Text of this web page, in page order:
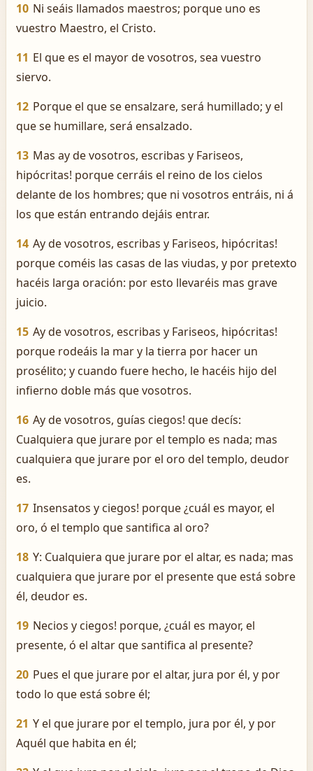
10 Ni seáis llamados maestros; porque uno es
vuestro Maestro, el Cristo.
11 El que es el mayor de vosotros, sea vuestro
siervo.
12 Porque el que se ensalzare, será humillado; y el
que se humillare, será ensalzado.
13 Mas ­ay de vosotros, escribas y Fariseos,
hipócritas! porque cerráis el reino de los cielos
delante de los hombres; que ni vosotros entráis, ni á
los que están entrando dejáis entrar.
14 Ay de vosotros, escribas y Fariseos, hipócritas!
porque coméis las casas de las viudas, y por pretexto
hacéis larga oración: por esto llevaréis mas grave
juicio.
15 Ay de vosotros, escribas y Fariseos, hipócritas!
porque rodeáis la mar y la tierra por hacer un
prosélito; y cuando fuere hecho, le hacéis hijo del
infierno doble más que vosotros.
16 Ay de vosotros, guías ciegos! que decís:
Cualquiera que jurare por el templo es nada; mas
cualquiera que jurare por el oro del templo, deudor
es.
17 Insensatos y ciegos! porque ¿cuál es mayor, el
oro, ó el templo que santifica al oro?
18 Y: Cualquiera que jurare por el altar, es nada; mas
cualquiera que jurare por el presente que está sobre
él, deudor es.
19 Necios y ciegos! porque, ¿cuál es mayor, el
presente, ó el altar que santifica al presente?
20 Pues el que jurare por el altar, jura por él, y por
todo lo que está sobre él;
21 Y el que jurare por el templo, jura por él, y por
Aquél que habita en él;